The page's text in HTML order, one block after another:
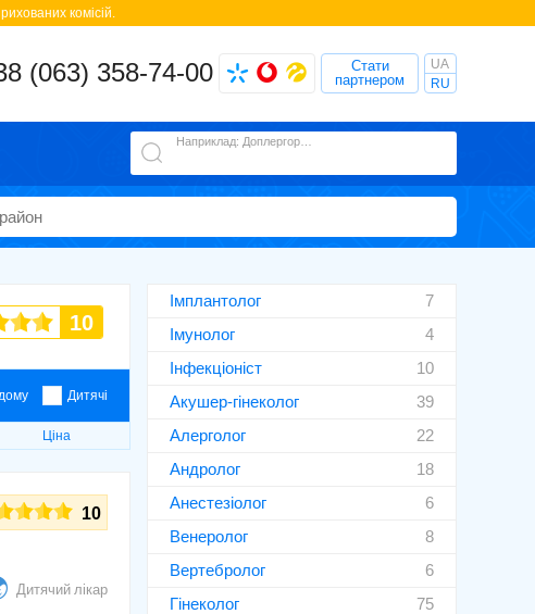
комісій.
(063) 358-74-00
Стати
партнером
UA
RU
10
Дитячі
Ціна
10
Дитячий лікар
Імплантолог
7
Імунолог
4
Інфекціоніст
10
Акушер-гінеколог
39
Алерголог
22
Андролог
18
Анестезіолог
6
Венеролог
8
Вертебролог
6
Гінеколог
75